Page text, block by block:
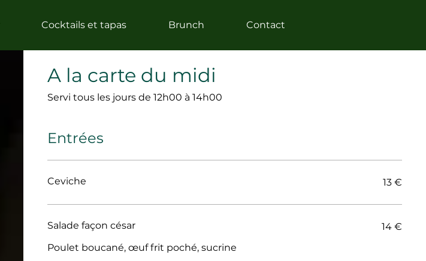
Cocktails et tapas Brunch Contact
A la carte du midi
Servi tous les jours de 12h00 à 14h00
Entrées
Ceviche 13 €
Salade façon césar
Poulet boucané, œuf frit poché, sucrine
14 €